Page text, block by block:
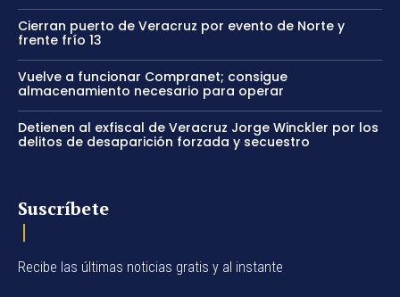
Cierran puerto de Veracruz por evento de Norte y
frente frío 13
Vuelve a funcionar Compranet; consigue
almacenamiento necesario para operar
Detienen al exfiscal de Veracruz Jorge Winckler por los
delitos de desaparición forzada y secuestro
Suscríbete
Recibe las últimas noticias gratis y al instante